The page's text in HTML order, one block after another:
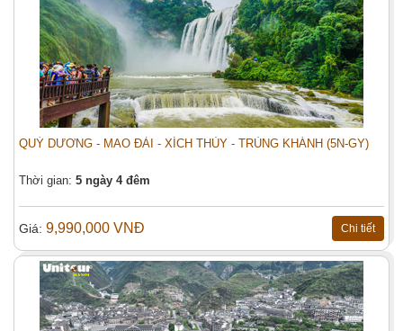
QUÝ DƯƠNG - MAO ĐÀI - XÍCH THỦY - TRÙNG KHÁNH (5N-GY)
Thời gian: 5 ngày 4 đêm
Giá: 9,990,000 VNĐ Chi tiết
Email (*):
Địa chỉ:
Tiêu đề:
Số người (*): Người lớn
Nội dung:
Đặt tour